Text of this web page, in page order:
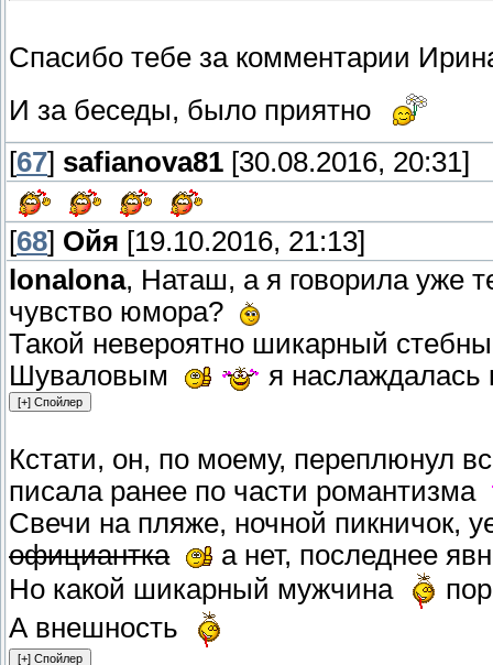
Спасибо тебе за комментарии
И за беседы, было приятно
[67] safianova81 [30.08.2016, 20:31]
[68] Ойя [19.10.2016, 21:13]
lonalona, Наташ, а я говорила уже
чувство юмора?
Такой невероятно шикарный
Шуваловым
я
Кстати, он, по моему, переплюнул
писала ранее по части романтизма
Свечи на пляже, ночной пикничок,
официантка
а нет, последнее
Но какой шикарный мужчина
А внешность